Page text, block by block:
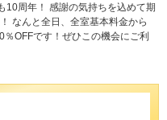
10周年！ 感謝の気持ちを込めて期
なんと全日、全室基本料金から
OFFです！ぜひこの機会にご利